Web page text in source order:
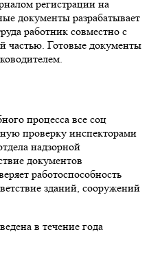
регистрации на
документы разрабатывает
работник совместно с
частью. Готовые документы
процесса все соц
проверку инспекторами
надзорной
документов
работоспособность
зданий, сооружений
в течение года